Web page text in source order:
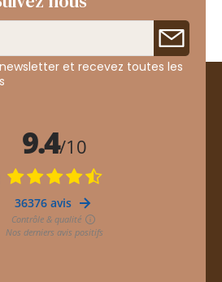
et recevez toutes les